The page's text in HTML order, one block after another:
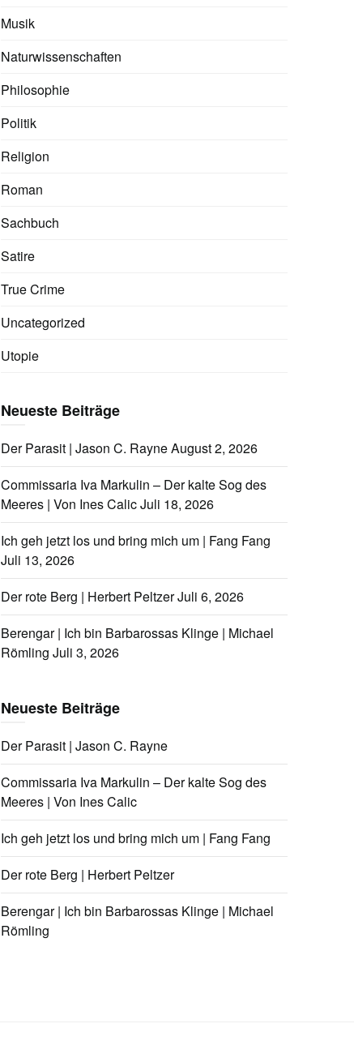
Musik
Naturwissenschaften
Philosophie
Politik
Religion
Roman
Sachbuch
Satire
True Crime
Uncategorized
Utopie
Neueste Beiträge
Der Parasit | Jason C. RayneAugust 2, 2026
Commissaria Iva Markulin – Der kalte Sog des
Meeres | Von Ines CalicJuli 18, 2026
Ich geh jetzt los und bring mich um | Fang Fang
Juli 13, 2026
Der rote Berg | Herbert PeltzerJuli 6, 2026
Berengar | Ich bin Barbarossas Klinge | Michael
Römling Juli 3, 2026
Neueste Beiträge
Der Parasit | Jason C. Rayne
Commissaria Iva Markulin – Der kalte Sog des
Meeres | Von Ines Calic
Ich geh jetzt los und bring mich um | Fang Fang
Der rote Berg | Herbert Peltzer
Berengar | Ich bin Barbarossas Klinge | Michael
Römling